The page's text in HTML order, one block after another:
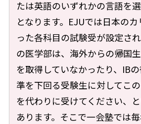
たは英語のいずれかの言語を
となります。EJUでは日本の
った各科目の試験受が設定さ
の医学部は、海外からの帰国
を取得していなかったり、IB
準を下回る受験生に対してこ
を代わりに受けてください、
あります。そこで一会塾では